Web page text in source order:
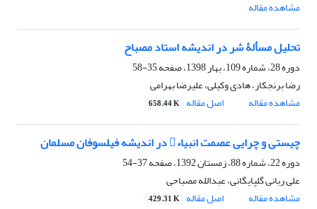
مشاهده مقاله
تحلیل مسألۀ شر در اندیشه استاد مصباح
دوره 28، شماره 109، بهار 1398، صفحه
35-58
رضا برنجکار، هادی وکیلی، علیرضا بهرامی
مشاهده مقاله
اصل مقاله 658.44 K
چیستی و چرایی عصمت انبیاء در اندیشه فیلسوفان مسلمان
دوره 22، شماره 88، زمستان 1392، صفحه
37-54
علی ربانی گلپایگانی، عبدالله مصباحی
مشاهده مقاله
اصل مقاله 429.31 K